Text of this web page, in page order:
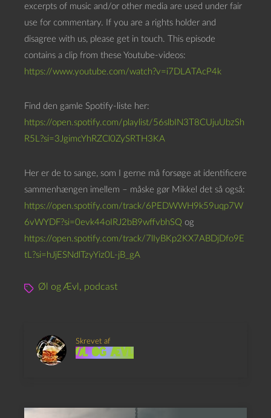
excerpts of music and/or other media are used under fair
use for commentary. If you are a rights holder and
disagree with us, please get in touch. This episode
contains a clip from these Youtube-videos:
https://www.youtube.com/watch?v=i7DLATAcP4k
Find den gamle Spotify-liste her:
https://open.spotify.com/playlist/56slbIN3T8CUjuUbzSh
R5L?si=3JgimcYhRZCl0ZySRTH3KA
Her er de to sange, som I gerne må forsøge at identificere
sammenhængen imellem – måske gør Mikkel det så også:
https://open.spotify.com/track/6PEDWWH9k59uqp7W
6vWYDF?si=0evk44oIRJ2bB9wffvbhSQ og
https://open.spotify.com/track/7lIyBKp2KX7ABDjDfo9E
tL?si=hJjESNdlTzyYiz0L-jB_gA
Øl og Ævl , podcast
Skrevet af
Øl og Ævl